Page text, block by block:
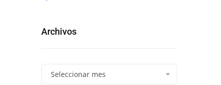
Archivos
Seleccionar mes